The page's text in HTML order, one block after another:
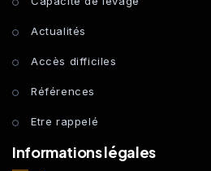
Actualités
Accès difficiles
Références
Etre rappelé
Informations légales